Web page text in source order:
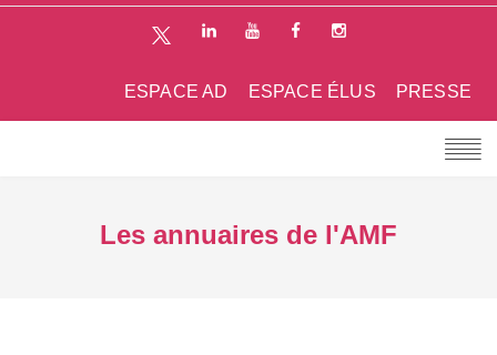
PRESSE
ESPACE ÉLUS
ESPACE AD
Les annuaires de l'AMF